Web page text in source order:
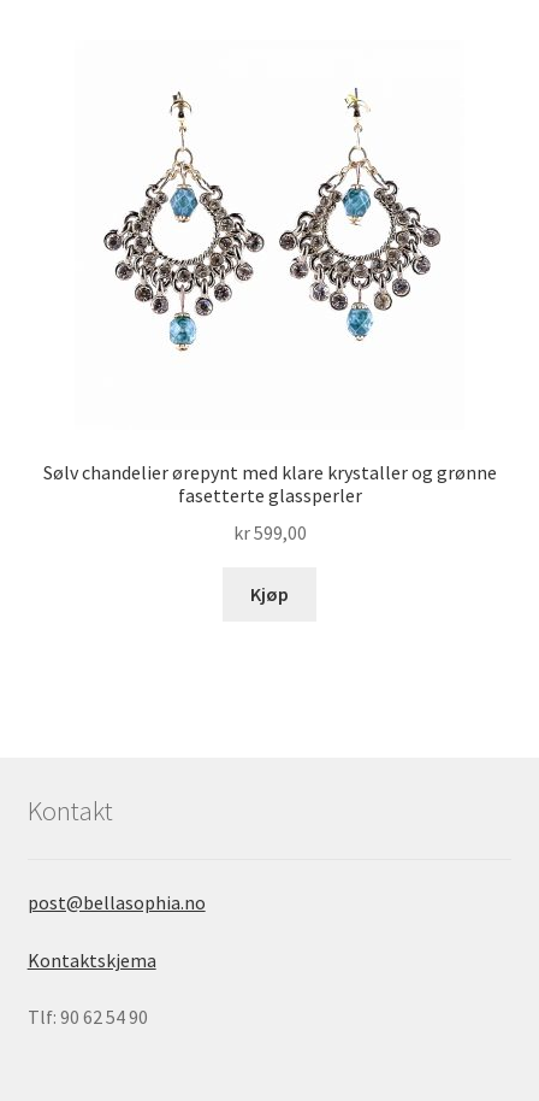
Sølv chandelier ørepynt med klare krystaller og grønne
fasetterte glassperler
kr599,00
Kjøp
Kontakt
post@bellasophia.no
Kontaktskjema
Tlf: 90 62 54 90